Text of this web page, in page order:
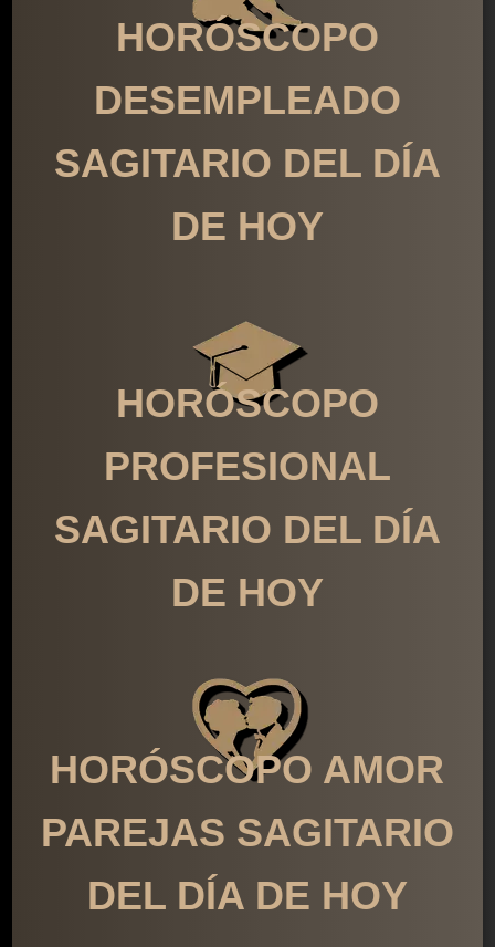
HORÓSCOPO
DESEMPLEADO
SAGITARIO DEL DÍA
DE HOY
HORÓSCOPO
PROFESIONAL
SAGITARIO DEL DÍA
DE HOY
HORÓSCOPO AMOR
PAREJAS SAGITARIO
DEL DÍA DE HOY